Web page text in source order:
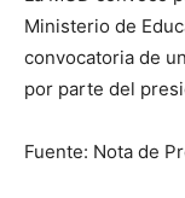
Ministerio de
convocatoria de
por parte del
Fuente: Nota de